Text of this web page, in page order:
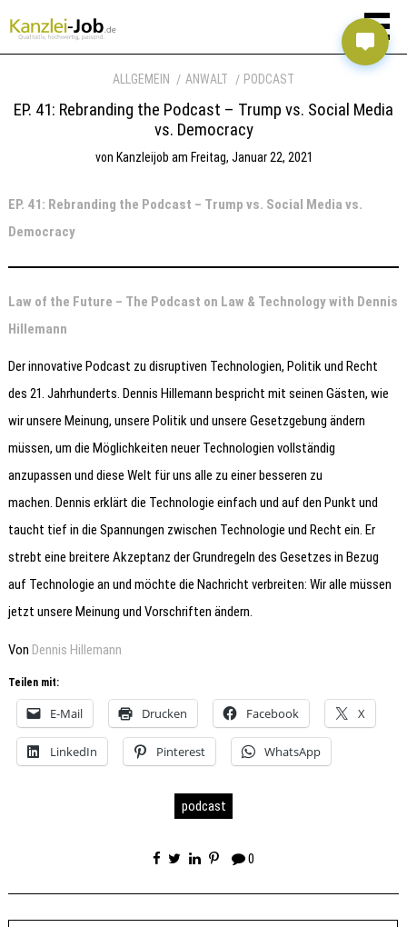
ALLGEMEIN ANWALT PODCAST
EP. 41: Rebranding the Podcast – Trump vs. Social Media
vs. Democracy
von Kanzleijob am Freitag, Januar 22, 2021
EP. 41: Rebranding the Podcast – Trump vs. Social Media vs.
Democracy
Law of the Future – The Podcast on Law & Technology with Dennis
Hillemann
Der innovative Podcast zu disruptiven Technologien, Politik und Recht
des 21. Jahrhunderts. Dennis Hillemann bespricht mit seinen Gästen, wie
wir unsere Meinung, unsere Politik und unsere Gesetzgebung ändern
müssen, um die Möglichkeiten neuer Technologien vollständig
anzupassen und diese Welt für uns alle zu einer besseren zu
machen. Dennis erklärt die Technologie einfach und auf den Punkt und
taucht tief in die Spannungen zwischen Technologie und Recht ein. Er
strebt eine breitere Akzeptanz der Grundregeln des Gesetzes in Bezug
auf Technologie an und möchte die Nachricht verbreiten: Wir alle müssen
jetzt unsere Meinung und Vorschriften ändern.
Von Dennis Hillemann
Teilen mit:
E-Mail Drucken Facebook X
LinkedIn Pinterest WhatsApp
podcast
0